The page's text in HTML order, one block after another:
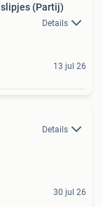
(Partij)
Details
13 jul 26
Details
30 jul 26